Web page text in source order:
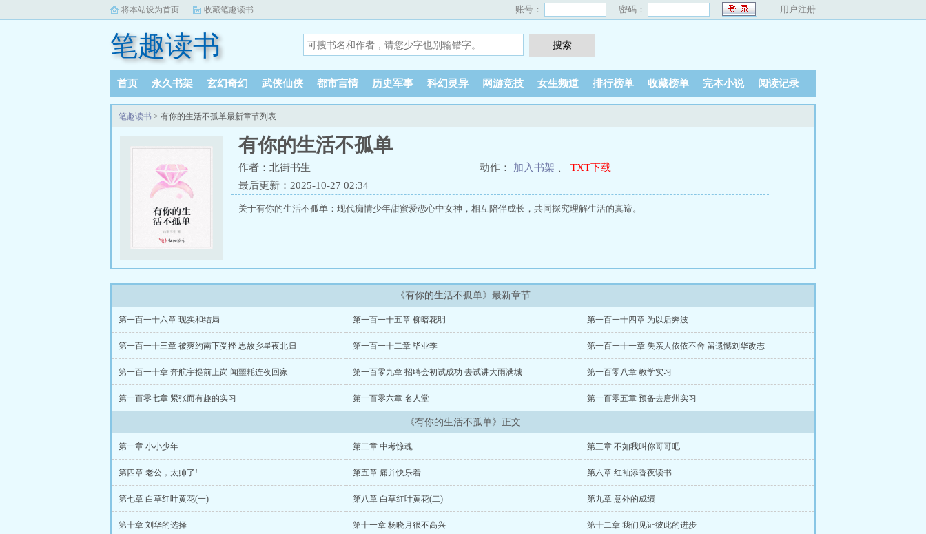
将本站设为首页 收藏笔趣读书 账号： 密码： 用户注册
笔趣读书
首页 永久书架 玄幻奇幻 武侠仙侠 都市言情 历史军事 科幻灵异 网游竞技 女生频道 排行榜单 收藏榜单 完本小说 阅读记录
笔趣读书 > 有你的生活不孤单最新章节列表
有你的生活不孤单
作者：北街书生 动作： 加入书架
TXT下载
最后更新：2025-10-27 02:34
关于有你的生活不孤单：现代痴情少年甜蜜爱恋心中女神，相互陪伴成长，共同探究理解生活的真谛。
《有你的生活不孤单》最新章节
第一百一十六章 现实和结局 第一百一十五章 柳暗花明 第一百一十四章 为以后奔波
第一百一十三章 被爽约南下受挫 思故乡星夜北归 第一百一十二章 毕业季 第一百一十一章 失亲人依依不舍 留遗憾刘华改志
第一百一十章 奔航宇提前上岗 闻噩耗连夜回家 第一百零九章 招聘会初试成功 去试讲大雨满城 第一百零八章 教学实习
第一百零七章 紧张而有趣的实习 第一百零六章 名人堂 第一百零五章 预备去唐州实习
《有你的生活不孤单》正文
第一章 小小少年 第二章 中考惊魂 第三章 不如我叫你哥哥吧
第四章 老公，太帅了! 第五章 痛并快乐着 第六章 红袖添香夜读书
第七章 白草红叶黄花(一) 第八章 白草红叶黄花(二) 第九章 意外的成绩
第十章 刘华的选择 第十一章 杨晓月很不高兴 第十二章 我们见证彼此的进步